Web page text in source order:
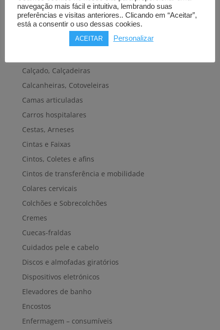
Cadeiras de rodas elétricas
Cadeiras de rodas manuais
Cadeiras e plataformas de elevação
Calçado, Calçadeiras
Calcanheiras, Cotoveleiras
Camas articuladas
Carros hospitalares
Cestas, Arneses
Cintas e Faixas
Cintos, Coletes e afins
Cintos de transferência e mobilidade
Colares cervicais
Colchões e Sobrecolchões
Cremes
Cuecas-fraldas
Cuidados pele e cabelo
Discos e almofadas giratórios
Dispositivos eletrónicos
Elevadores de banho
Encostos
Enfermagem – consumíveis
navegação mais fácil e intuitiva, lembrando suas
preferências e visitas anteriores.. Clicando em “Aceitar”,
está a consentir o uso dessas cookies.
ACEITAR Personalizar